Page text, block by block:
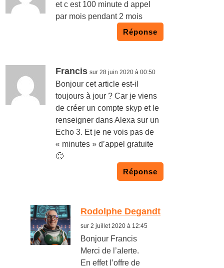
et c est 100 minute d appel
par mois pendant 2 mois
Réponse
Francis sur 28 juin 2020 à 00:50
Bonjour cet article est-il
toujours à jour ? Car je viens
de créer un compte skyp et le
renseigner dans Alexa sur un
Echo 3. Et je ne vois pas de
« minutes » d’appel gratuite
🙁
Réponse
Rodolphe Degandt
sur 2 juillet 2020 à 12:45
Bonjour Francis
Merci de l’alerte.
En effet l’offre de